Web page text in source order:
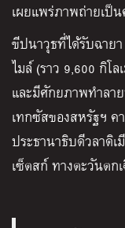
เผยแพร่ภาพถ่ายเป็
ขีปนาวุธที่ได้รับฉาย
ไมล์ (ราว 9,600 กิโ
และมีศักยภาพทำลา
เทกซัสของสหรัฐฯ ค
ประธานาธิบดีวลาดิ
เซ็ตสก์ ทางตะวันตก